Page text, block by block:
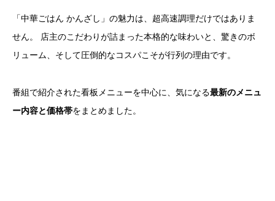
「中華ごはん かんざし」の魅力は、超高速調理だけではありま
せん。 店主のこだわりが詰まった本格的な味わいと、驚きのボ
リューム、そして圧倒的なコスパこそが行列の理由です。
番組で紹介された看板メニューを中心に、気になる最新のメニュ
ー内容と価格帯をまとめました。